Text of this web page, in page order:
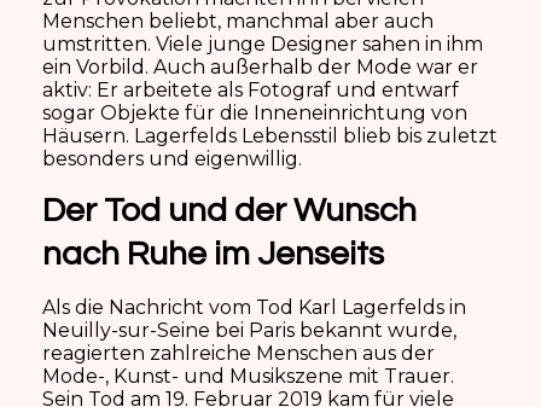
Menschen beliebt, manchmal aber auch
umstritten. Viele junge Designer sahen in ihm
ein Vorbild. Auch außerhalb der Mode war er
aktiv: Er arbeitete als Fotograf und entwarf
sogar Objekte für die Inneneinrichtung von
Häusern. Lagerfelds Lebensstil blieb bis zuletzt
besonders und eigenwillig.
Der Tod und der Wunsch
nach Ruhe im Jenseits
Als die Nachricht vom Tod Karl Lagerfelds in
Neuilly-sur-Seine bei Paris bekannt wurde,
reagierten zahlreiche Menschen aus der
Mode-, Kunst- und Musikszene mit Trauer.
Sein Tod am 19. Februar 2019 kam für viele